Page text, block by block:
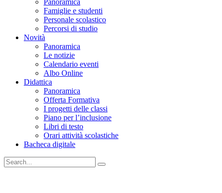
Panoramica
Famiglie e studenti
Personale scolastico
Percorsi di studio
Novità
Panoramica
Le notizie
Calendario eventi
Albo Online
Didattica
Panoramica
Offerta Formativa
I progetti delle classi
Piano per l’inclusione
Libri di testo
Orari attività scolastiche
Bacheca digitale